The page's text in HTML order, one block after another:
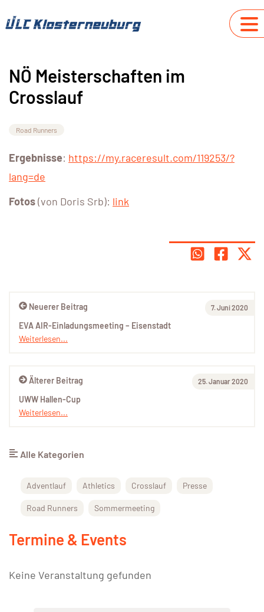
NÖ Meisterschaften im
Crosslauf
Road Runners
Ergebnisse: https://my.raceresult.com/119253/?
lang=de
Fotos(von Doris Srb): link
Älterer Beitrag 25. Januar 2020
UWW Hallen-Cup
Weiterlesen...
Neuerer Beitrag 7. Juni 2020
EVA AIR-Einladungsmeeting – Eisenstadt
Weiterlesen...
Alle Kategorien
Adventlauf Athletics Crosslauf Presse
Road Runners Sommermeeting
Termine & Events
Keine Veranstaltung gefunden